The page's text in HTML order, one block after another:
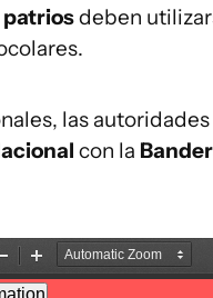
deben
las
con la